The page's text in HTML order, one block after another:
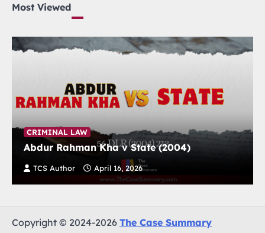
Most Viewed
CRIMINAL LAW
Abdur Rahman Kha v State (2004)
TCS Author April 16, 2026
Copyright © 2024-2026 The Case Summary